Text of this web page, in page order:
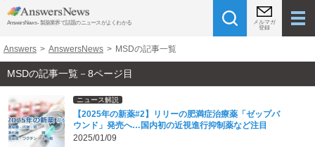
AnswersNews - 製薬業界で話題のニュースがよくわかる
メルマガ
登録
Answers > AnswersNews > MSDの記事一覧
MSDの記事一覧－8ページ目
ニュース解説
【2025年の新薬#2】リリーの肥満症治療薬「ゼップバ
ウンド」発売へ…国内初の近視進行抑制薬など注目
2025/01/09